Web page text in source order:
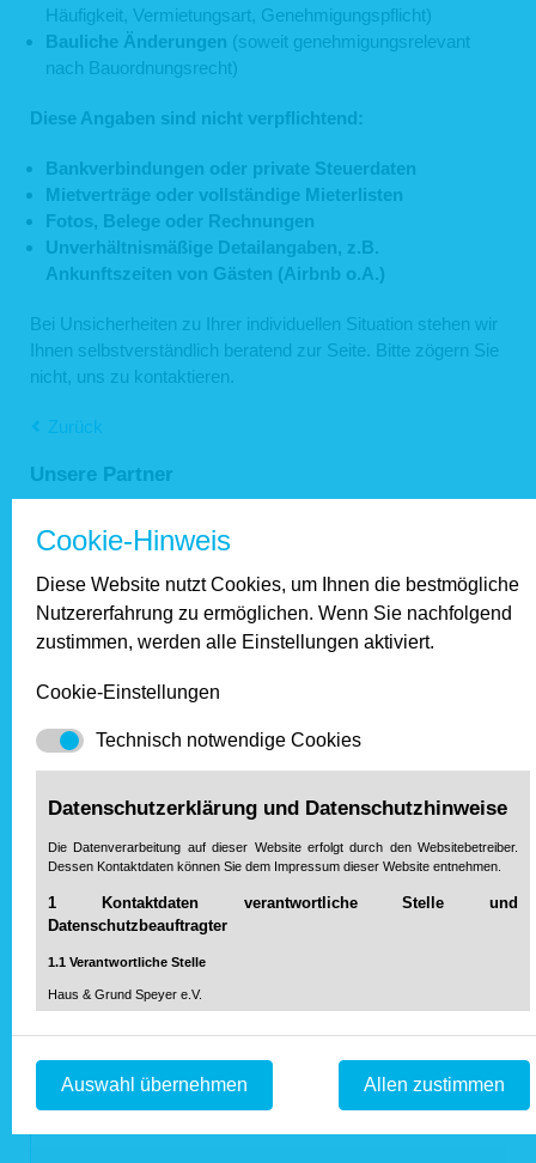
Häufigkeit, Vermietungsart, Genehmigungspflicht)
Bauliche Änderungen (soweit genehmigungsrelevant
nach Bauordnungsrecht)
Diese Angaben sind nicht verpflichtend:
Bankverbindungen oder private Steuerdaten
Mietverträge oder vollständige Mieterlisten
Fotos, Belege oder Rechnungen
Unverhältnismäßige Detailangaben, z.B.
Ankunftszeiten von Gästen (Airbnb o.A.)
Bei Unsicherheiten zu Ihrer individuellen Situation stehen wir
Ihnen selbstverständlich beratend zur Seite. Bitte zögern Sie
nicht, uns zu kontaktieren.
Zurück
Unsere Partner
Cookie-Hinweis
Diese Website nutzt Cookies, um Ihnen die bestmögliche
Nutzererfahrung zu ermöglichen. Wenn Sie nachfolgend
zustimmen, werden alle Einstellungen aktiviert.
Cookie-Einstellungen
Technisch notwendige Cookies
Datenschutzerklärung und Datenschutzhinweise
Die Datenverarbeitung auf dieser Website erfolgt durch den Websitebetreiber.
Dessen Kontaktdaten können Sie dem Impressum dieser Website entnehmen.
1 Kontaktdaten verantwortliche Stelle und
Datenschutzbeauftragter
1.1 Verantwortliche Stelle
Haus & Grund Speyer e.V.
Telefon: 0 62 32 / 67 33-0
Auswahl übernehmen Allen zustimmen